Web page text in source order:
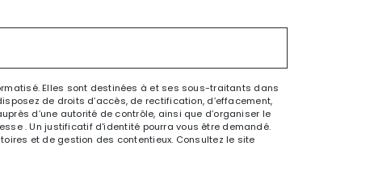
Elles sont destinées à et ses sous-traitants dans
de droits d’accès, de rectification, d’effacement,
d’une autorité de contrôle, ainsi que d’organiser le
. Un justificatif d'identité pourra vous être demandé.
et de gestion des contentieux. Consultez le site